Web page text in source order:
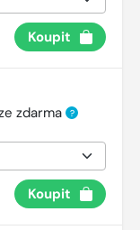
Koupit
zdarma ?
Koupit